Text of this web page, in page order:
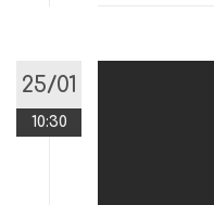
25/01
10:30